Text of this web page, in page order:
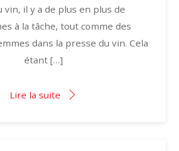
vin, il y a de plus en plus de
à la tâche, tout comme des
dans la presse du vin. Cela
étant […]
Lire la suite